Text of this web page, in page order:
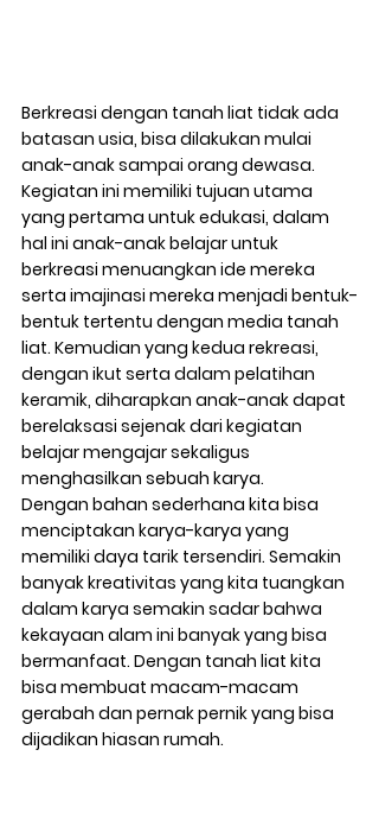
Berkreasi dengan tanah liat tidak ada
batasan usia, bisa dilakukan mulai
anak-anak sampai orang dewasa.
Kegiatan ini memiliki tujuan utama
yang pertama untuk edukasi, dalam
hal ini anak-anak belajar untuk
berkreasi menuangkan ide mereka
serta imajinasi mereka menjadi bentuk-
bentuk tertentu dengan media tanah
liat. Kemudian yang kedua rekreasi,
dengan ikut serta dalam pelatihan
keramik, diharapkan anak-anak dapat
berelaksasi sejenak dari kegiatan
belajar mengajar sekaligus
menghasilkan sebuah karya.
Dengan bahan sederhana kita bisa
menciptakan karya-karya yang
memiliki daya tarik tersendiri. Semakin
banyak kreativitas yang kita tuangkan
dalam karya semakin sadar bahwa
kekayaan alam ini banyak yang bisa
bermanfaat. Dengan tanah liat kita
bisa membuat macam-macam
gerabah dan pernak pernik yang bisa
dijadikan hiasan rumah.